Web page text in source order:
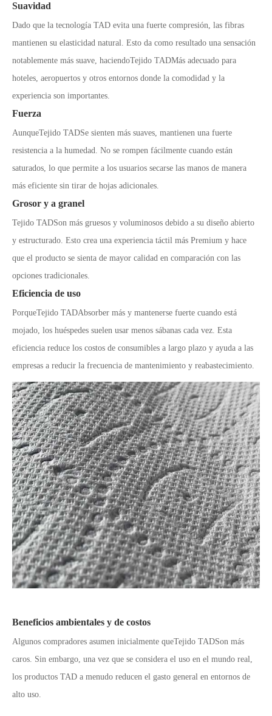
Suavidad
Dado que la tecnología TAD evita una fuerte compresión, las fibras
mantienen su elasticidad natural. Esto da como resultado una sensación
notablemente más suave, haciendoTejido TADMás adecuado para
hoteles, aeropuertos y otros entornos donde la comodidad y la
experiencia son importantes.
Fuerza
AunqueTejido TADSe sienten más suaves, mantienen una fuerte
resistencia a la humedad. No se rompen fácilmente cuando están
saturados, lo que permite a los usuarios secarse las manos de manera
más eficiente sin tirar de hojas adicionales.
Grosor y a granel
Tejido TADSon más gruesos y voluminosos debido a su diseño abierto
y estructurado. Esto crea una experiencia táctil más Premium y hace
que el producto se sienta de mayor calidad en comparación con las
opciones tradicionales.
Eficiencia de uso
PorqueTejido TADAbsorber más y mantenerse fuerte cuando está
mojado, los huéspedes suelen usar menos sábanas cada vez. Esta
eficiencia reduce los costos de consumibles a largo plazo y ayuda a las
empresas a reducir la frecuencia de mantenimiento y reabastecimiento.
Beneficios ambientales y de costos
Algunos compradores asumen inicialmente queTejido TADSon más
caros. Sin embargo, una vez que se considera el uso en el mundo real,
los productos TAD a menudo reducen el gasto general en entornos de
alto uso.